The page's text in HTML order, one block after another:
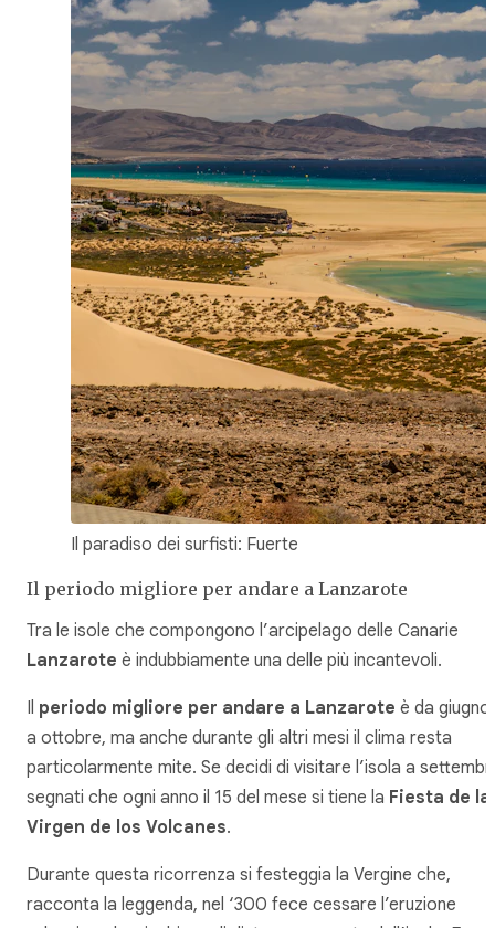
Il paradiso dei surfisti: Fuerte
Il periodo migliore per andare a Lanzarote
Tra le isole che compongono l’arcipelago delle Canarie
Lanzarote è indubbiamente una delle più incantevoli.
Il periodo migliore per andare a Lanzarote è da giugno
a ottobre, ma anche durante gli altri mesi il clima resta
particolarmente mite. Se decidi di visitare l’isola a
segnati che ogni anno il 15 del mese si tiene la Fiesta de la
Virgen de los Volcanes.
Durante questa ricorrenza si festeggia la Vergine che,
racconta la leggenda, nel ‘300 fece cessare l’eruzione